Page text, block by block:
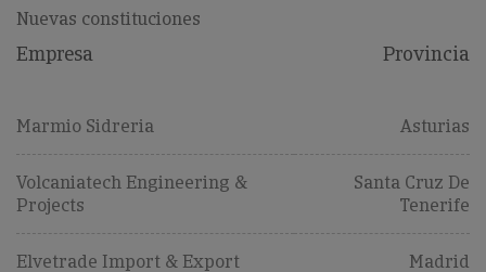
Nuevas constituciones
Empresa Provincia
Marmio Sidreria Asturias
Volcaniatech Engineering &
Projects
Santa Cruz De
Tenerife
Elvetrade Import & Export Madrid